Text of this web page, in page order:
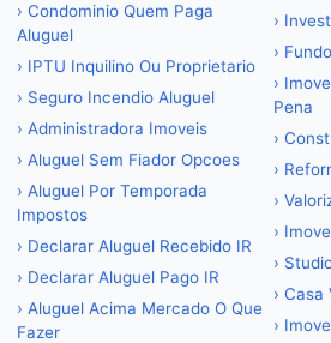
› Condominio Quem Paga
Aluguel
› IPTU Inquilino Ou Proprietario
› Seguro Incendio Aluguel
› Administradora Imoveis
› Aluguel Sem Fiador Opcoes
› Aluguel Por Temporada
Impostos
› Declarar Aluguel Recebido IR
› Declarar Aluguel Pago IR
› Aluguel Acima Mercado O Que
Fazer
›
›
›
Pena
›
›
›
›
›
› Casa
›